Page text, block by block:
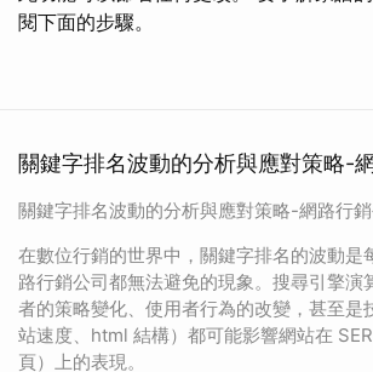
閱下面的步驟。
關鍵字排名波動的分析與應對策略-
關鍵字排名波動的分析與應對策略-網路行
在數位行銷的世界中，關鍵字排名的波動是
路行銷公司都無法避免的現象。搜尋引擎演
者的策略變化、使用者行為的改變，甚至是
站速度、html 結構）都可能影響網站在
頁）上的表現。